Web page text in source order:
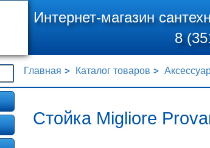
Интернет-магазин
8
Главная Каталог товаров
Стойка Migliore